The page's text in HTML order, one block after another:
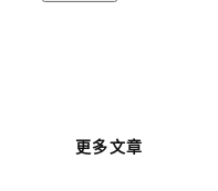
更多文章